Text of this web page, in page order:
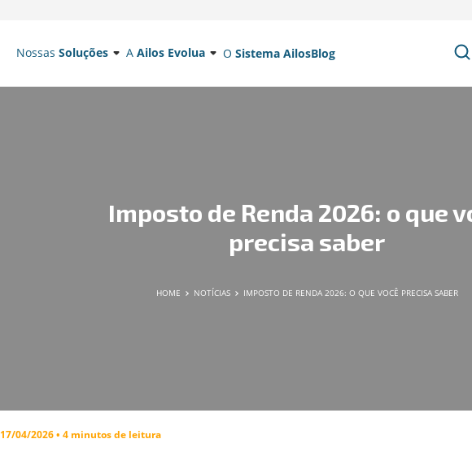
Nossas Soluções A Ailos Evolua O Sistema AilosBlog
Imposto de Renda 2026: o que
precisa saber
HOME NOTÍCIAS IMPOSTO DE RENDA 2026: O QUE VOCÊ PRECISA SABER
17/04/2026 • 4 minutos de leitura